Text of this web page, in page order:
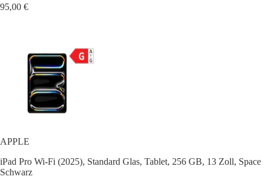
95,00 €
APPLE
iPad Pro Wi-Fi (2025), Standard Glas, Tablet, 256 GB, 13 Zoll, Space
Schwarz